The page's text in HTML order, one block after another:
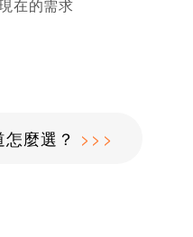
在的需求
麼選？ >>>